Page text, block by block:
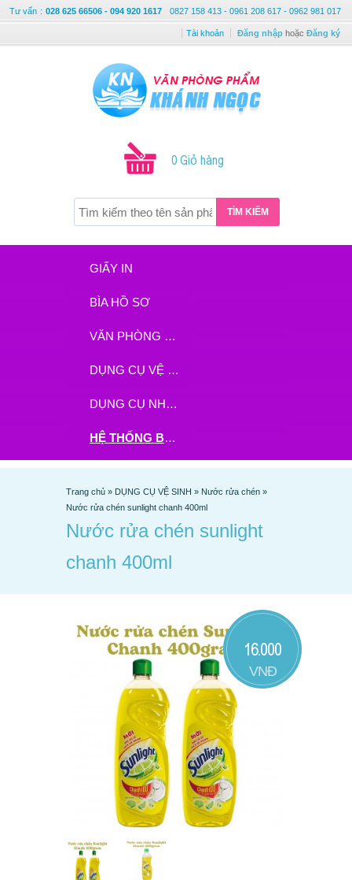
Tư vấn : 028 625 66506 - 094 920 1617 0827 158 413 - 0961 208 617 - 0962 981 017
Tài khoản Đăng nhập hoặc Đăng ký
0 Giỏ hàng
TÌM KIẾM
GIẤY IN
BÌA HỒ SƠ
VĂN PHÒNG PHẨM
DỤNG CỤ VỆ SINH
DỤNG CỤ NHÀ BẾP
HỆ THỐNG BHX - TGDĐ ĐẶT HÀNG TẠI ĐÂY
Trang chủ » DỤNG CỤ VỆ SINH » Nước rửa chén »
Nước rửa chén sunlight chanh 400ml
Nước rửa chén sunlight
chanh 400ml
16.000
VNĐ